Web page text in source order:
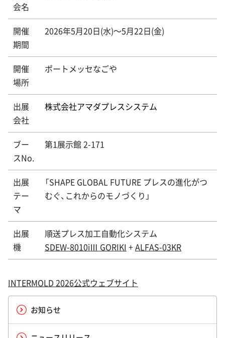
会名
開催
期間
2026年5月20日(水)～5月22日(金)
開催
場所
ポートメッセなごや
出展
会社
株式会社アマダプレスシステム
ブー
スNo.
第1展示館 2-171
出展
テー
マ
「SHAPE GLOBAL FUTURE プレスの進化がつ
むぐ、これからのモノづくり」
出展
機
順送プレス加工自動化システム
SDEW-8010iⅢ GORIKI +ALFAS-03KR
INTERMOLD 2026公式ウェブサイト
お知らせ